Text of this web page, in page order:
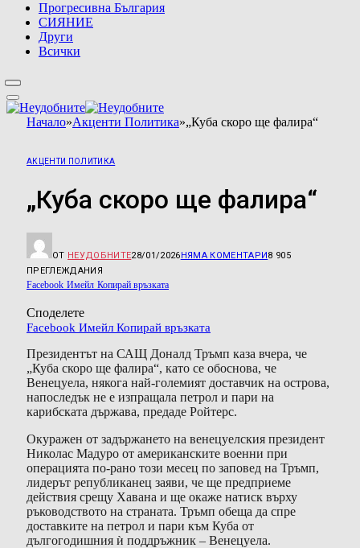
Прогресивна България
СИЯНИЕ
Други
Всички
Начало»Акценти Политика»„Куба скоро ще фалира“
АКЦЕНТИ ПОЛИТИКА
„Куба скоро ще фалира“
ОТ НЕУДОБНИТЕ28/01/2026НЯМА КОМЕНТАРИ8 905
ПРЕГЛЕЖДАНИЯ
Facebook Имейл Копирай връзката
Споделете
Facebook Имейл Копирай връзката
Президентът на САЩ Доналд Тръмп каза вчера, че
„Куба скоро ще фалира“, като се обоснова, че
Венецуела, някога най-големият доставчик на острова,
напоследък не е изпращала петрол и пари на
карибската държава, предаде Ройтерс.
Окуражен от задържането на венецуелския президент
Николас Мадуро от американските военни при
операцията по-рано този месец по заповед на Тръмп,
лидерът републиканец заяви, че ще предприеме
действия срещу Хавана и ще окаже натиск върху
ръководството на страната. Тръмп обеща да спре
доставките на петрол и пари към Куба от
дългогодишния ѝ поддръжник – Венецуела.